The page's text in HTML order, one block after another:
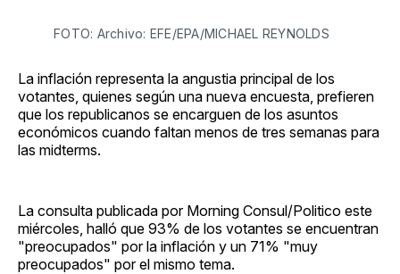
FOTO: Archivo: EFE/EPA/MICHAEL REYNOLDS
La inflación representa la angustia principal de los
votantes, quienes según una nueva encuesta, prefieren
que los republicanos se encarguen de los asuntos
económicos cuando faltan menos de tres semanas para
las midterms.
La consulta publicada por Morning Consul/Politico este
miércoles, halló que 93% de los votantes se encuentran
"preocupados" por la inflación y un 71% "muy
preocupados" por el mismo tema.